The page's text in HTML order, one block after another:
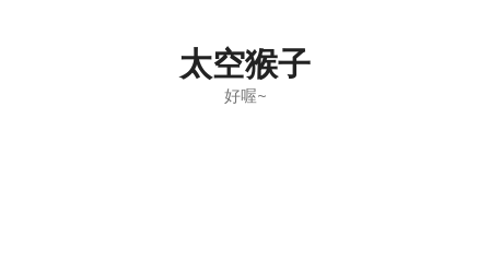
太空猴子
好喔~